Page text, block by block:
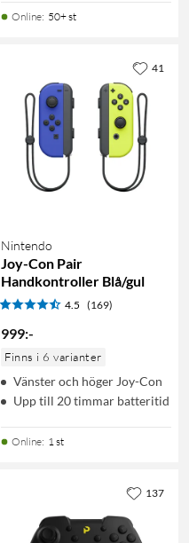
Online: 50+ st
Nintendo
Joy-Con Pair
Handkontroller Blå/gul
4.5 (169)
999:-
Finns i 6 varianter
Vänster och höger Joy-Con
Upp till 20 timmar batteritid
Online: 1 st
41
137